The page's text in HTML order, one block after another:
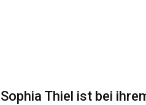
Sophia Thiel ist bei